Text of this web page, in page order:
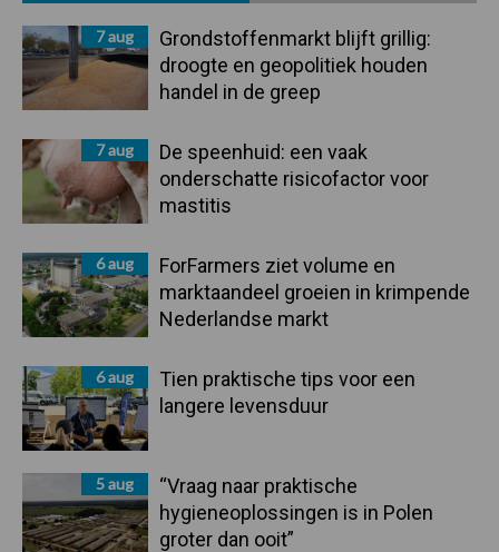
Sidebar
7 aug
Grondstoffenmarkt blijft grillig:
droogte en geopolitiek houden
handel in de greep
7 aug
De speenhuid: een vaak
onderschatte risicofactor voor
mastitis
6 aug
ForFarmers ziet volume en
marktaandeel groeien in krimpende
Nederlandse markt
6 aug
Tien praktische tips voor een
langere levensduur
5 aug
“Vraag naar praktische
hygieneoplossingen is in Polen
groter dan ooit”